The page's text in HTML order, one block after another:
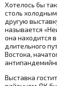
Хотелось бы
столь
другую
называется
она находится
длительного
Востока,
Выставка